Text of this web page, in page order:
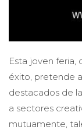
Esta joven feria,
éxito, pretende
destacados de
a sectores
mutuamente,